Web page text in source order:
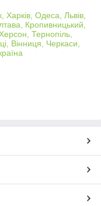
Харків, Одеса, Львів,
Кропивницький,
Тернопіль,
Вінниця, Черкаси,